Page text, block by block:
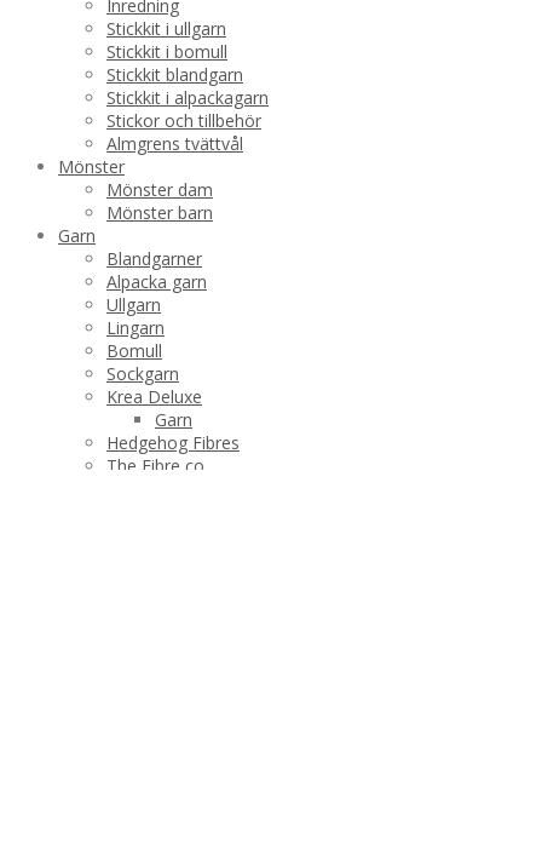
Inredning
Stickkit i ullgarn
Stickkit i bomull
Stickkit blandgarn
Stickkit i alpackagarn
Stickor och tillbehör
Almgrens tvättvål
Mönster
Mönster dam
Mönster barn
Garn
Blandgarner
Alpacka garn
Ullgarn
Lingarn
Bomull
Sockgarn
Krea Deluxe
Garn
Hedgehog Fibres
The Fibre co